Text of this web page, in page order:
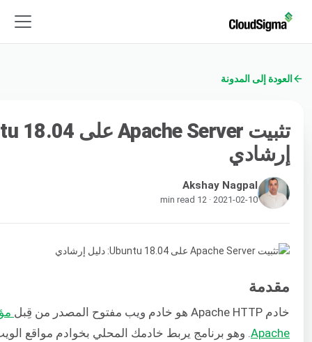
العودة إلى المدونة
إرشادي
Akshay Nagpal
2021-02-10 · 12 min read
مقدمة
خادم Apache HTTP هو خادم ويب مفتوح المصدر من قِبل
Apache